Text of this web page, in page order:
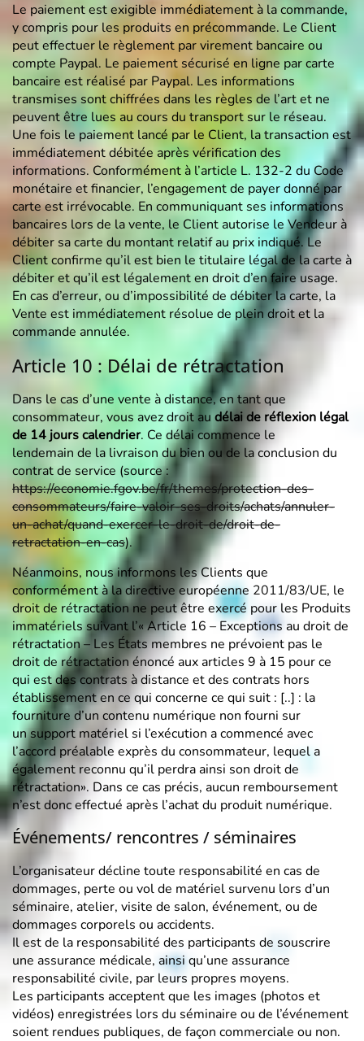
Le paiement est exigible immédiatement à la commande,
y compris pour les produits en précommande. Le Client
peut effectuer le règlement par virement bancaire ou
compte Paypal. Le paiement sécurisé en ligne par carte
bancaire est réalisé par Paypal. Les informations
transmises sont chiffrées dans les règles de l’art et ne
peuvent être lues au cours du transport sur le réseau.
Une fois le paiement lancé par le Client, la transaction est
immédiatement débitée après vérification des
informations. Conformément à l’article L. 132-2 du Code
monétaire et financier, l’engagement de payer donné par
carte est irrévocable. En communiquant ses informations
bancaires lors de la vente, le Client autorise le Vendeur à
débiter sa carte du montant relatif au prix indiqué. Le
Client confirme qu’il est bien le titulaire légal de la carte à
débiter et qu’il est légalement en droit d’en faire usage.
En cas d’erreur, ou d’impossibilité de débiter la carte, la
Vente est immédiatement résolue de plein droit et la
commande annulée.
Article 10 : Délai de rétractation
Dans le cas d’une vente à distance, en tant que
consommateur, vous avez droit au délai de réflexion légal
de 14 jours calendrier. Ce délai commence le
lendemain de la livraison du bien ou de la conclusion du
contrat de service (source :
https://economie.fgov.be/fr/themes/protection-des-
consommateurs/faire-valoir-ses-droits/achats/annuler-
un-achat/quand-exercer-le-droit-de/droit-de-
retractation-en-cas).
Néanmoins, nous informons les Clients que
conformément à la directive européenne 2011/83/UE, le
droit de rétractation ne peut être exercé pour les Produits
immatériels suivant l’« Article 16 – Exceptions au droit de
rétractation – Les États membres ne prévoient pas le
droit de rétractation énoncé aux articles 9 à 15 pour ce
qui est des contrats à distance et des contrats hors
établissement en ce qui concerne ce qui suit : [..] : la
fourniture d’un contenu numérique non fourni sur
un support matériel si l’exécution a commencé avec
l’accord préalable exprès du consommateur, lequel a
également reconnu qu’il perdra ainsi son droit de
rétractation». Dans ce cas précis, aucun remboursement
n’est donc effectué après l’achat du produit numérique.
Événements/ rencontres / séminaires
L’organisateur décline toute responsabilité en cas de
dommages, perte ou vol de matériel survenu lors d’un
séminaire, atelier, visite de salon, événement, ou de
dommages corporels ou accidents.
Il est de la responsabilité des participants de souscrire
une assurance médicale, ainsi qu’une assurance
responsabilité civile, par leurs propres moyens.
Les participants acceptent que les images (photos et
vidéos) enregistrées lors du séminaire ou de l’événement
soient rendues publiques, de façon commerciale ou non.